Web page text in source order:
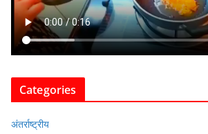
Categories
अंतर्राष्ट्रीय